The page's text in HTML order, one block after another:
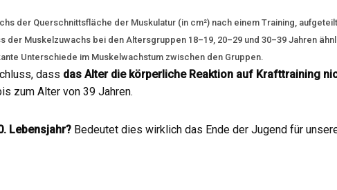
der Querschnittsfläche der Muskulatur (in cm²) nach einem Training,
der Muskelzuwachs bei den Altersgruppen 18–19, 20–29 und 30–39 Jahren
Unterschiede im Muskelwachstum zwischen den Gruppen.
dass das Alter die körperliche Reaktion auf Krafttraining
zum Alter von 39 Jahren.
Lebensjahr? Bedeutet dies wirklich das Ende der Jugend für